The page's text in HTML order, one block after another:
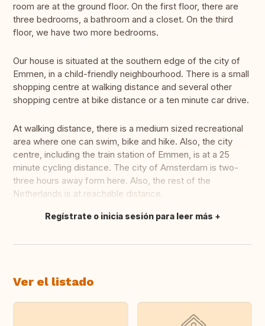
room are at the ground floor. On the first floor, there are
three bedrooms, a bathroom and a closet. On the third
floor, we have two more bedrooms.
Our house is situated at the southern edge of the city of
Emmen, in a child-friendly neighbourhood. There is a small
shopping centre at walking distance and several other
shopping centre at bike distance or a ten minute car drive.
At walking distance, there is a medium sized recreational
area where one can swim, bike and hike. Also, the city
centre, including the train station of Emmen, is at a 25
minute cycling distance. The city of Amsterdam is two-
three hours away form here. Also, the rest of the
Netherlands is at reachable distance.
Traducir
Regístrate o inicia sesión para leer más
Ver el listado